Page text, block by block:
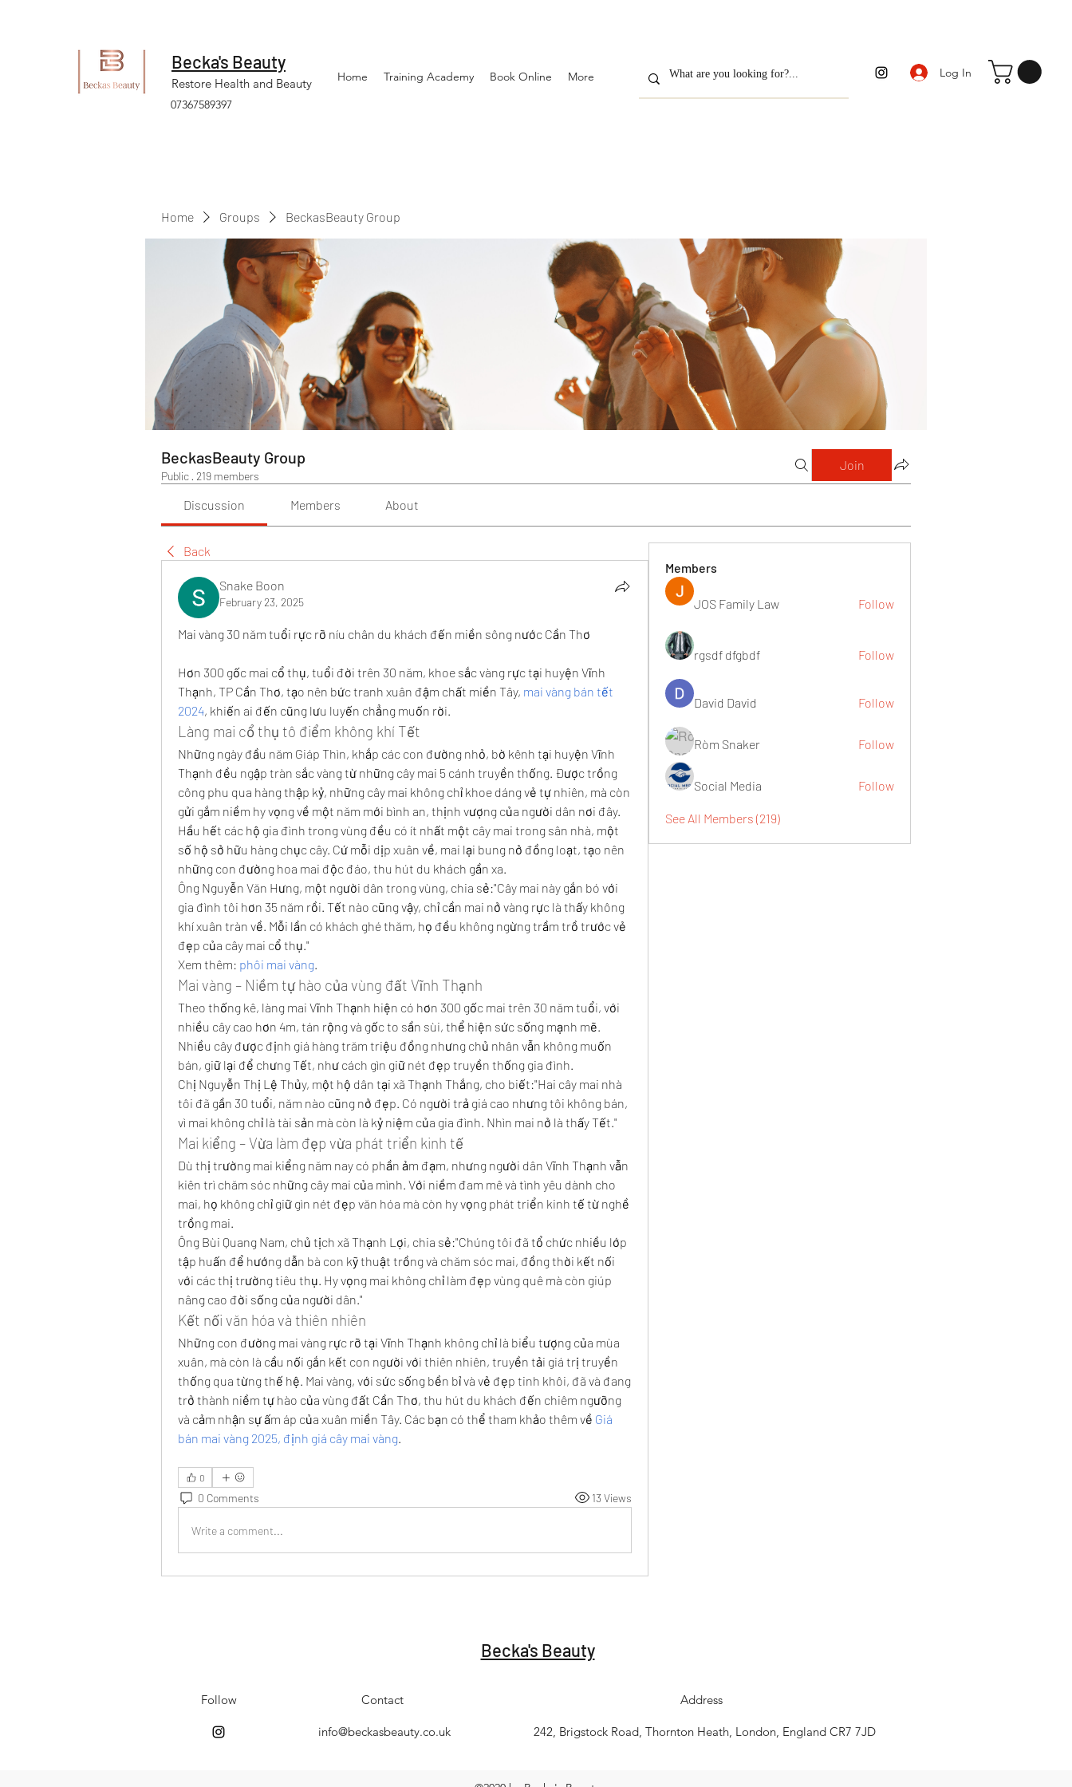
Becka's Beauty
Restore Health and Beauty
07367589397
Home Training Academy Book Online More Log In
Home Groups BeckasBeauty Group
BeckasBeauty Group
Public · 219 members
Join
Discussion Members About
Back
Snake Boon
February 23, 2025
Mai vàng 30 năm tuổi rực rỡ níu chân du khách đến miền sông nước Cần Thơ
Hơn 300 gốc mai cổ thụ, tuổi đời trên 30 năm, khoe sắc vàng rực tại huyện Vĩnh
Thạnh, TP Cần Thơ, tạo nên bức tranh xuân đậm chất miền Tây, mai vàng bán tết
2024, khiến ai đến cũng lưu luyến chẳng muốn rời.
Làng mai cổ thụ tô điểm không khí Tết
Những ngày đầu năm Giáp Thìn, khắp các con đường nhỏ, bờ kênh tại huyện Vĩnh
Thạnh đều ngập tràn sắc vàng từ những cây mai 5 cánh truyền thống. Được trồng
công phu qua hàng thập kỷ, những cây mai không chỉ khoe dáng vẻ tự nhiên, mà còn
gửi gắm niềm hy vọng về một năm mới bình an, thịnh vượng của người dân nơi đây.
Hầu hết các hộ gia đình trong vùng đều có ít nhất một cây mai trong sân nhà, một
số hộ sở hữu hàng chục cây. Cứ mỗi dịp xuân về, mai lại bung nở đồng loạt, tạo nên
những con đường hoa mai độc đáo, thu hút du khách gần xa.
Ông Nguyễn Văn Hưng, một người dân trong vùng, chia sẻ:"Cây mai này gắn bó với
gia đình tôi hơn 35 năm rồi. Tết nào cũng vậy, chỉ cần mai nở vàng rực là thấy không
khí xuân tràn về. Mỗi lần có khách ghé thăm, họ đều không ngừng trầm trồ trước vẻ
đẹp của cây mai cổ thụ."
Xem thêm: phôi mai vàng.
Mai vàng – Niềm tự hào của vùng đất Vĩnh Thạnh
Theo thống kê, làng mai Vĩnh Thạnh hiện có hơn 300 gốc mai trên 30 năm tuổi, với
nhiều cây cao hơn 4m, tán rộng và gốc to sần sùi, thể hiện sức sống mạnh mẽ.
Nhiều cây được định giá hàng trăm triệu đồng nhưng chủ nhân vẫn không muốn
bán, giữ lại để chưng Tết, như cách gìn giữ nét đẹp truyền thống gia đình.
Chị Nguyễn Thị Lệ Thủy, một hộ dân tại xã Thạnh Thắng, cho biết:"Hai cây mai nhà
tôi đã gần 30 tuổi, năm nào cũng nở đẹp. Có người trả giá cao nhưng tôi không bán,
vì mai không chỉ là tài sản mà còn là kỷ niệm của gia đình. Nhìn mai nở là thấy Tết."
Mai kiểng – Vừa làm đẹp vừa phát triển kinh tế
Dù thị trường mai kiểng năm nay có phần ảm đạm, nhưng người dân Vĩnh Thạnh vẫn
kiên trì chăm sóc những cây mai của mình. Với niềm đam mê và tình yêu dành cho
mai, họ không chỉ giữ gìn nét đẹp văn hóa mà còn hy vọng phát triển kinh tế từ nghề
trồng mai.
Ông Bùi Quang Nam, chủ tịch xã Thạnh Lợi, chia sẻ:"Chúng tôi đã tổ chức nhiều lớp
tập huấn để hướng dẫn bà con kỹ thuật trồng và chăm sóc mai, đồng thời kết nối
với các thị trường tiêu thụ. Hy vọng mai không chỉ làm đẹp vùng quê mà còn giúp
nâng cao đời sống của người dân."
Kết nối văn hóa và thiên nhiên
Những con đường mai vàng rực rỡ tại Vĩnh Thạnh không chỉ là biểu tượng của mùa
xuân, mà còn là cầu nối gắn kết con người với thiên nhiên, truyền tải giá trị truyền
thống qua từng thế hệ. Mai vàng, với sức sống bền bỉ và vẻ đẹp tinh khôi, đã và đang
trở thành niềm tự hào của vùng đất Cần Thơ, thu hút du khách đến chiêm ngưỡng
và cảm nhận sự ấm áp của xuân miền Tây. Các bạn có thể tham khảo thêm về Giá
bán mai vàng 2025, định giá cây mai vàng.
0
0 Comments 13 Views
Write a comment...
Members
JOS Family Law Follow
rgsdf dfgbdf Follow
David David Follow
Ròm Snaker Follow
Social Media Follow
See All Members (219)
Becka's Beauty
Follow Contact
info@beckasbeauty.co.uk
Address
242, Brigstock Road, Thornton Heath, London, England CR7 7JD